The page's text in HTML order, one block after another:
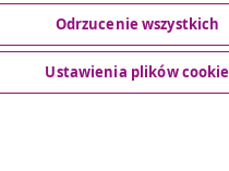
Klienta
Odrzucenie wszystkich
Ustawienia plików cookie